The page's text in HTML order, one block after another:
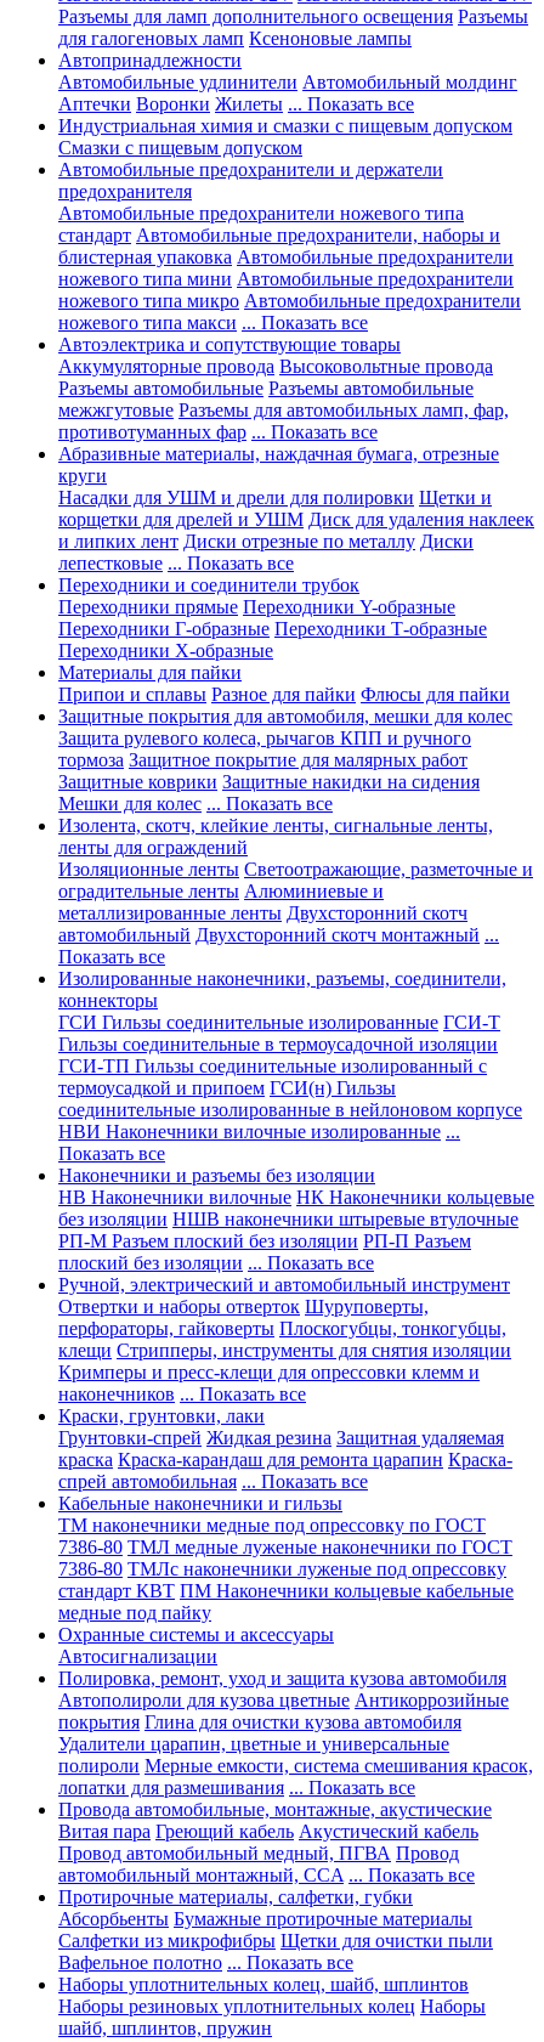
Разъемы для ламп дополнительного освещения Разъемы
для галогеновых ламп Ксеноновые лампы
Автопринадлежности
Автомобильные удлинители Автомобильный молдинг
Аптечки Воронки Жилеты ... Показать все
Индустриальная химия и смазки с пищевым допуском
Смазки с пищевым допуском
Автомобильные предохранители и держатели
предохранителя
Автомобильные предохранители ножевого типа
стандарт Автомобильные предохранители, наборы и
блистерная упаковка Автомобильные предохранители
ножевого типа мини Автомобильные предохранители
ножевого типа микро Автомобильные предохранители
ножевого типа макси ... Показать все
Автоэлектрика и сопутствующие товары
Аккумуляторные провода Высоковольтные провода
Разъемы автомобильные Разъемы автомобильные
межжгутовые Разъемы для автомобильных ламп, фар,
противотуманных фар ... Показать все
Абразивные материалы, наждачная бумага, отрезные
круги
Насадки для УШМ и дрели для полировки Щетки и
корщетки для дрелей и УШМ Диск для удаления наклеек
и липких лент Диски отрезные по металлу Диски
лепестковые ... Показать все
Переходники и соединители трубок
Переходники прямые Переходники Y-образные
Переходники Г-образные Переходники Т-образные
Переходники Х-образные
Материалы для пайки
Припои и сплавы Разное для пайки Флюсы для пайки
Защитные покрытия для автомобиля, мешки для колес
Защита рулевого колеса, рычагов КПП и ручного
тормоза Защитное покрытие для малярных работ
Защитные коврики Защитные накидки на сидения
Мешки для колес ... Показать все
Изолента, скотч, клейкие ленты, сигнальные ленты,
ленты для ограждений
Изоляционные ленты Светоотражающие, разметочные и
оградительные ленты Алюминиевые и
металлизированные ленты Двухсторонний скотч
автомобильный Двухсторонний скотч монтажный ...
Показать все
Изолированные наконечники, разъемы, соединители,
коннекторы
ГСИ Гильзы соединительные изолированные ГСИ-Т
Гильзы соединительные в термоусадочной изоляции
ГСИ-ТП Гильзы соединительные изолированный с
термоусадкой и припоем ГСИ(н) Гильзы
соединительные изолированные в нейлоновом корпусе
НВИ Наконечники вилочные изолированные ...
Показать все
Наконечники и разъемы без изоляции
НВ Наконечники вилочные НК Наконечники кольцевые
без изоляции НШВ наконечники штыревые втулочные
РП-М Разъем плоский без изоляции РП-П Разъем
плоский без изоляции ... Показать все
Ручной, электрический и автомобильный инструмент
Отвертки и наборы отверток Шуруповерты,
перфораторы, гайковерты Плоскогубцы, тонкогубцы,
клещи Стрипперы, инструменты для снятия изоляции
Кримперы и пресс-клещи для опрессовки клемм и
наконечников ... Показать все
Краски, грунтовки, лаки
Грунтовки-спрей Жидкая резина Защитная удаляемая
краска Краска-карандаш для ремонта царапин Краска-
спрей автомобильная ... Показать все
Кабельные наконечники и гильзы
ТМ наконечники медные под опрессовку по ГОСТ
7386-80 ТМЛ медные луженые наконечники по ГОСТ
7386-80 ТМЛс наконечники луженые под опрессовку
стандарт КВТ ПМ Наконечники кольцевые кабельные
медные под пайку
Охранные системы и аксессуары
Автосигнализации
Полировка, ремонт, уход и защита кузова автомобиля
Автополироли для кузова цветные Антикоррозийные
покрытия Глина для очистки кузова автомобиля
Удалители царапин, цветные и универсальные
полироли Мерные емкости, система смешивания красок,
лопатки для размешивания ... Показать все
Провода автомобильные, монтажные, акустические
Витая пара Греющий кабель Акустический кабель
Провод автомобильный медный, ПГВА Провод
автомобильный монтажный, CCA ... Показать все
Протирочные материалы, салфетки, губки
Абсорбьенты Бумажные протирочные материалы
Салфетки из микрофибры Щетки для очистки пыли
Вафельное полотно ... Показать все
Наборы уплотнительных колец, шайб, шплинтов
Наборы резиновых уплотнительных колец Наборы
шайб, шплинтов, пружин